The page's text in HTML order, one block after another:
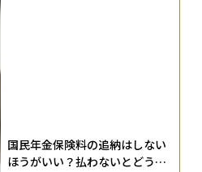
国民年金保険料の追納はしない
ほうがいい？払わないとどうな